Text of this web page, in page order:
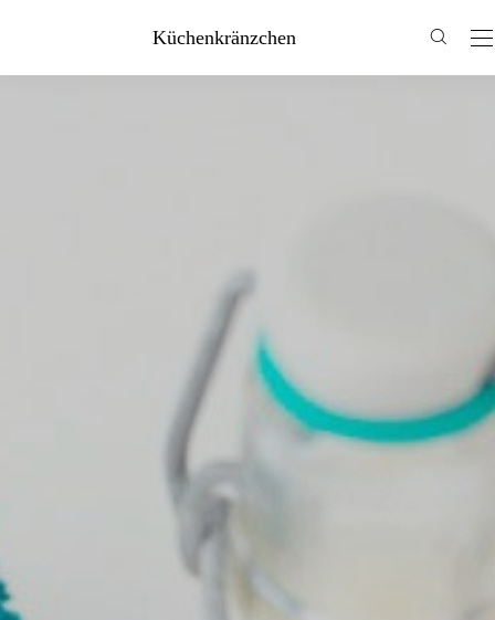
Küchenkränzchen